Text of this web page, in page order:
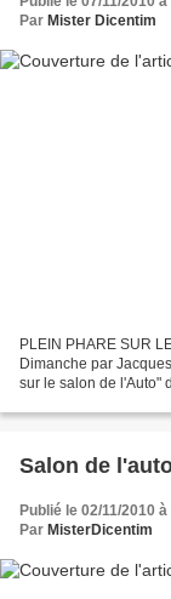
Par Mister Dicentim
PLEIN PHARE SUR
Dimanche par
sur le salon de l'Auto"
Salon de
Publié le 02/11/2010
Par MisterDicentim